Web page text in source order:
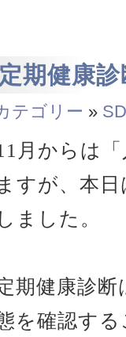
定期健康
テゴリー »
月からは
ますが、本
しました。
期健康診
を確認す